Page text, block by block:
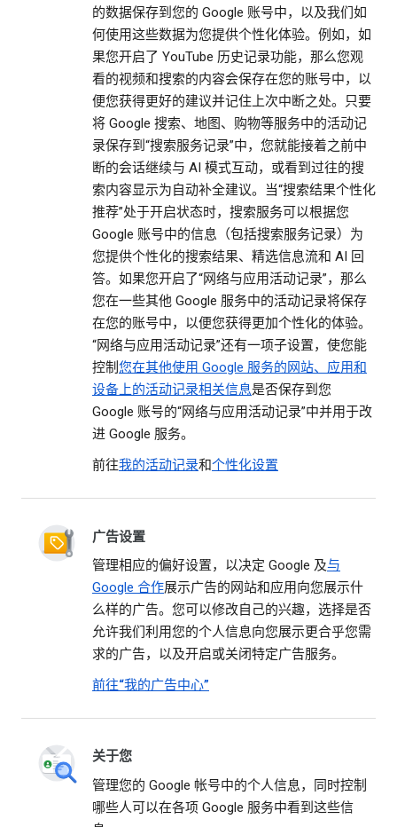
的数据保存到您的 Google 账号中，以及我们如
何使用这些数据为您提供个性化体验。例如，如
果您开启了 YouTube 历史记录功能，那么您观
看的视频和搜索的内容会保存在您的账号中，以
便您获得更好的建议并记住上次中断之处。只要
将 Google 搜索、地图、购物等服务中的活动记
录保存到“搜索服务记录”中，您就能接着之前中
断的会话继续与 AI 模式互动，或看到过往的搜
索内容显示为自动补全建议。当“搜索结果个性化
推荐”处于开启状态时，搜索服务可以根据您
Google 账号中的信息（包括搜索服务记录）为
您提供个性化的搜索结果、精选信息流和 AI 回
答。如果您开启了“网络与应用活动记录”，那么
您在一些其他 Google 服务中的活动记录将保存
在您的账号中，以便您获得更加个性化的体验。
“网络与应用活动记录”还有一项子设置，使您能
控制您在其他使用 Google 服务的网站、应用和
设备上的活动记录相关信息是否保存到您
Google 账号的“网络与应用活动记录”中并用于改
进 Google 服务。
前往我的活动记录和个性化设置
广告设置
管理相应的偏好设置，以决定 Google 及与
Google 合作展示广告的网站和应用向您展示什
么样的广告。您可以修改自己的兴趣，选择是否
允许我们利用您的个人信息向您展示更合乎您需
求的广告，以及开启或关闭特定广告服务。
前往“我的广告中心”
关于您
管理您的 Google 帐号中的个人信息，同时控制
哪些人可以在各项 Google 服务中看到这些信